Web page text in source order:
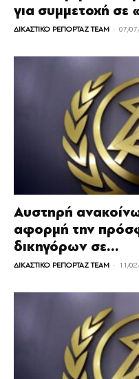
για συμμετοχή σε
ΔΙΚΑΣΤΙΚΟ ΡΕΠΟΡΤΑΖ TEAM - 07/
Αυστηρή
αφορμή την
δικηγόρων σε...
ΔΙΚΑΣΤΙΚΟ ΡΕΠΟΡΤΑΖ TEAM - 11/